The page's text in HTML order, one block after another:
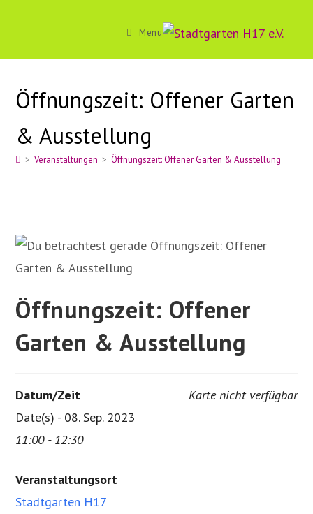
Menü
Öffnungszeit: Offener Garten
& Ausstellung
> Veranstaltungen > Öffnungszeit: Offener Garten & Ausstellung
Öffnungszeit: Offener
Garten & Ausstellung
Karte nicht verfügbar
Datum/Zeit
Date(s) - 08. Sep. 2023
11:00 - 12:30
Veranstaltungsort
Stadtgarten H17